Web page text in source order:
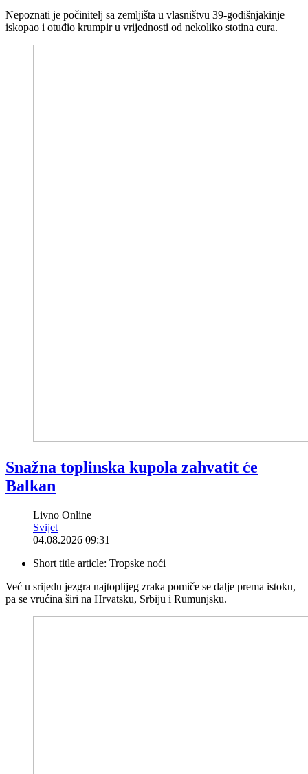
Nepoznati je počinitelj sa zemljišta u vlasništvu 39-godišnjakinje
iskopao i otuđio krumpir u vrijednosti od nekoliko stotina eura.
Snažna toplinska kupola zahvatit će
Balkan
Livno Online
Svijet
04.08.2026 09:31
Short title article: Tropske noći
Već u srijedu jezgra najtoplijeg zraka pomiče se dalje prema istoku,
pa se vrućina širi na Hrvatsku, Srbiju i Rumunjsku.